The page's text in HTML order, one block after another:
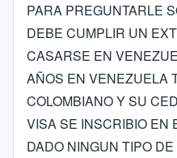
PARA PREGUNTARLE
DEBE CUMPLIR UN
CASARSE EN
AÑOS EN VENEZUELA
COLOMBIANO Y SU
VISA SE INSCRIBIO EN
DADO NINGUN TIPO